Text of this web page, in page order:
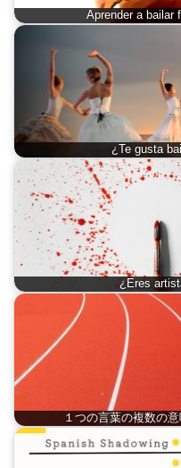
Aprender a bailar
¿Te gusta
¿Eres
１つの言葉の複数の